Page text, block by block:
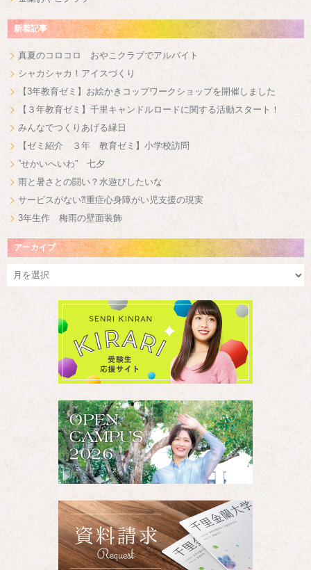
新着記事
真夏のコロコロ おやこクラブでアルバイト
シャカシャカ！アイスづくり
【3年教育ゼミ】お絵かきコップワークショップを開催しました
【３年教育ゼミ】千里キャンドルロードに関する活動スタート！
みんなでつくりあげる縁日
【ゼミ紹介 ３年 教育ゼミ】小学校訪問
”せかいへいわ” 七夕
雨と暑さとの闘い？水遊びしたいな
サービスがない⁈重症心身障がい児支援の現実
3年生作 梅雨の壁面装飾
アーカイブ